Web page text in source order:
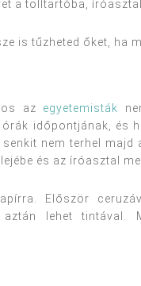
a tolltartóba,
is tűzheted őket, ha
az egyetemisták
időpontjának, és
nem terhel
és az íróasztal
Először
lehet tintával.